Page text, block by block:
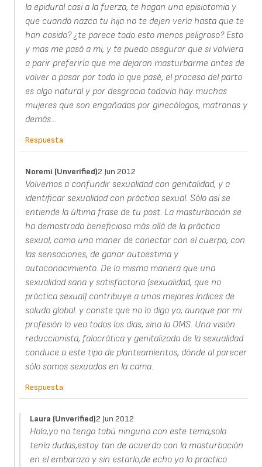
la epidural casi a la fuerza, te hagan una episiotomia y
que cuando nazca tu hija no te dejen verla hasta que te
han cosido? ¿te parece todo esto menos peligroso? Esto
y mas me pasó a mi, y te puedo asegurar que si volviera
a parir preferiría que me dejaran masturbarme antes de
volver a pasar por todo lo que pasé, el proceso del parto
es algo natural y por desgracia todavía hay muchas
mujeres que son engañadas por ginecólogos, matronas y
demás...
Respuesta
Noremi (unverified)2 Jun 2012
Volvemos a confundir sexualidad con genitalidad, y a
identificar sexualidad con práctica sexual. Sólo así se
entiende la última frase de tu post. La masturbación se
ha demostrado beneficiosa más allá de la práctica
sexual, como una maner de conectar con el cuerpo, con
las sensaciones, de ganar autoestima y
autoconocimiento. De la misma manera que una
sexualidad sana y satisfactoria (sexualidad, que no
práctica sexual) contribuye a unos mejores índices de
saludo global. y conste que no lo digo yo, aunque por mi
profesión lo veo todos los días, sino la OMS. Una visión
reduccionista, falocrática y genitalizada de la sexualidad
conduce a este tipo de planteamientos, dónde al parecer
sólo somos sexuados en la cama.
Respuesta
Laura (unverified)2 Jun 2012
Hola,yo no tengo tabú ninguno con este tema,solo
tenía dudas,estoy tan de acuerdo con la masturbación
en el embarazo y sin estarlo,de echo yo lo practico